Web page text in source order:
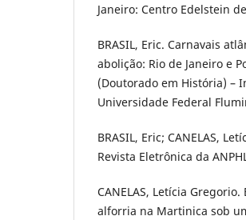
Janeiro: Centro Edelstein
BRASIL, Eric. Carnavais
abolição: Rio de Janeiro e
(Doutorado em História) –
Universidade Federal
BRASIL, Eric; CANELAS,
Revista Eletrônica da
CANELAS, Letícia
alforria na Martinica sob